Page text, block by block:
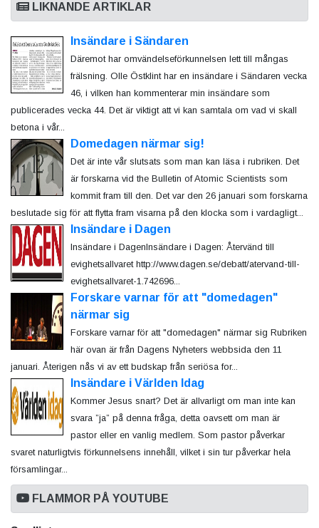
LIKNANDE ARTIKLAR
Insändare i Sändaren
Däremot har omvändelseförkunnelsen lett till mångas
frälsning. Olle Östklint har en insändare i Sändaren vecka
46, i vilken han kommenterar min insändare som
publicerades vecka 44. Det är viktigt att vi kan samtala om vad vi skall
betona i vår...
Domedagen närmar sig!
Det är inte vår slutsats som man kan läsa i rubriken. Det
är forskarna vid the Bulletin of Atomic Scientists som
kommit fram till den. Det var den 26 januari som forskarna
beslutade sig för att flytta fram visarna på den klocka som i vardagligt...
Insändare i Dagen
Insändare i DagenInsändare i Dagen: Återvänd till
evighetsallvaret http://www.dagen.se/debatt/atervand-till-
evighetsallvaret-1.742696...
Forskare varnar för att "domedagen"
närmar sig
Forskare varnar för att "domedagen" närmar sig Rubriken
här ovan är från Dagens Nyheters webbsida den 11
januari. Återigen nås vi av ett budskap från seriösa for...
Insändare i Världen Idag
Kommer Jesus snart? Det är allvarligt om man inte kan
svara ”ja” på denna fråga, detta oavsett om man är
pastor eller en vanlig medlem. Som pastor påverkar
svaret naturligtvis förkunnelsens innehåll, vilket i sin tur påverkar hela
församlingar...
FLAMMOR PÅ YOUTUBE